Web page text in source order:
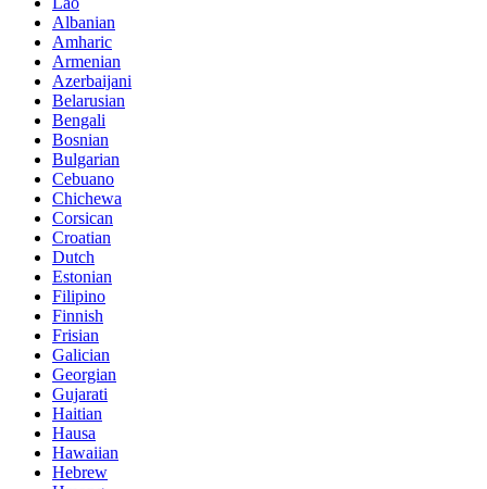
Albanian
Amharic
Armenian
Azerbaijani
Belarusian
Bengali
Bosnian
Bulgarian
Cebuano
Chichewa
Corsican
Croatian
Dutch
Estonian
Filipino
Finnish
Frisian
Galician
Georgian
Gujarati
Haitian
Hausa
Hawaiian
Hebrew